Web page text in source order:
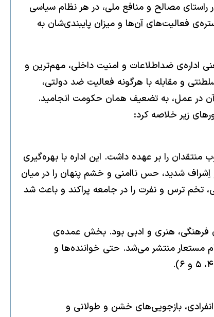
مصالح و منافع ملی، در هر نظام سیاسی
فعالیت‌های آن‌ها و میزان پایبندی‌شان به
اداره‌ی ضداطلاعات و امنیت داخلی، مهم‌ترین و
و مقابله با هرگونه فعالیت ضد دولتی،
عملکردهای آن در عمل، به تضعیف همان حکومت انجامید.
زیر خلاصه کرد:
را بر عهده داشت. این اداره با بهره‌گیری
مطبوعات، کارخانه‌ها، وزارتخانه‌ها و مساجد کنترل مطلق داشت (۲ و ۳). این کنترل و اِشراف شدید، حس ناامنی و خشم پنهان را در میان
تخم ترس و نفرت را در جامعه پراکند و باعث شد
فرهنگی، هنری و ادبی بود. بخش عمده‌ی
مستعار منتشر می‌شد. حتی خواننده‌ها و
بازجویی‌های خشن و طولانی و